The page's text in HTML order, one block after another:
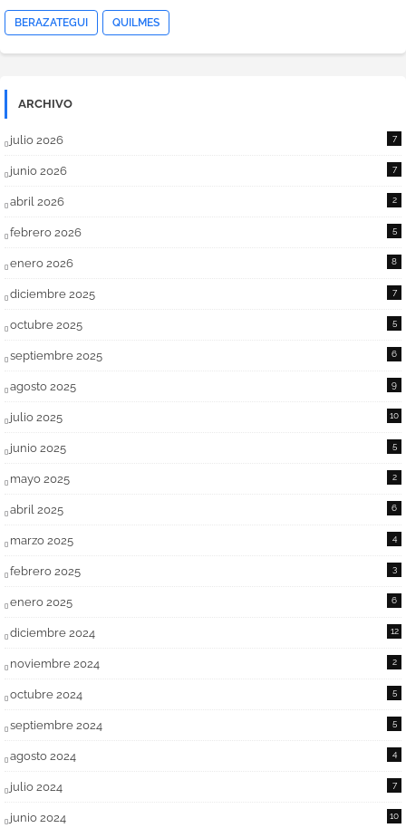
BERAZATEGUI QUILMES
ARCHIVO
julio 2026 7
junio 2026 7
abril 2026 2
febrero 2026 5
enero 2026 8
diciembre 2025 7
octubre 2025 5
septiembre 2025 6
agosto 2025 9
julio 2025 10
junio 2025 5
mayo 2025 2
abril 2025 6
marzo 2025 4
febrero 2025 3
enero 2025 6
diciembre 2024 12
noviembre 2024 2
octubre 2024 5
septiembre 2024 5
agosto 2024 4
julio 2024 7
junio 2024 10